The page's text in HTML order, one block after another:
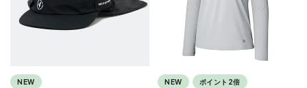
NEW NEW ポイント2倍